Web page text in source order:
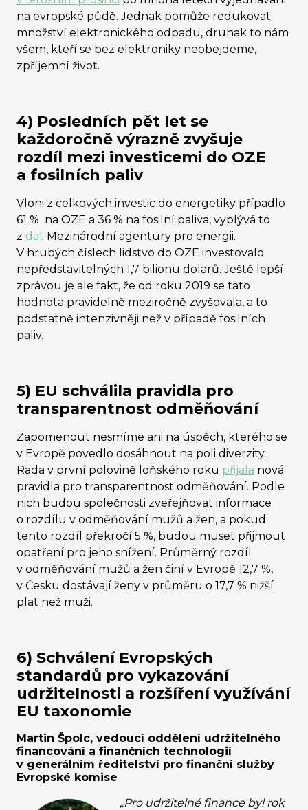
na evropské půdě. Jednak pomůže redukovat
množství elektronického odpadu, druhak to nám
všem, kteří se bez elektroniky neobejdeme,
zpříjemní život.
4) Posledních pět let se
každoročně výrazně zvyšuje
rozdíl mezi investicemi do OZE
a fosilních paliv
Vloni z celkových investic do energetiky případlo
61 % na OZE a 36 % na fosilní paliva, vyplývá to
z dat Mezinárodní agentury pro energii.
V hrubých číslech lidstvo do OZE investovalo
nepředstavitelných 1,7 bilionu dolarů. Ještě lepší
zprávou je ale fakt, že od roku 2019 se tato
hodnota pravidelně meziročně zvyšovala, a to
podstatně intenzivněji než v případě fosilních
paliv.
5) EU schválila pravidla pro
transparentnost odměňování
Zapomenout nesmíme ani na úspěch, kterého se
v Evropě povedlo dosáhnout na poli diverzity.
Rada v první polovině loňského roku přijala nová
pravidla pro transparentnost odměňování. Podle
nich budou společnosti zveřejňovat informace
o rozdílu v odměňování mužů a žen, a pokud
tento rozdíl překročí 5 %, budou muset přijmout
opatření pro jeho snížení. Průměrný rozdíl
v odměňování mužů a žen činí v Evropě 12,7 %,
v Česku dostávají ženy v průměru o 17,7 % nižší
plat než muži.
6) Schválení Evropských
standardů pro vykazování
udržitelnosti a rozšíření využívání
EU taxonomie
Martin Špolc, vedoucí oddělení udržitelného
financování a finančních technologií
v generálním ředitelství pro finanční služby
Evropské komise
„Pro udržitelné finance byl rok